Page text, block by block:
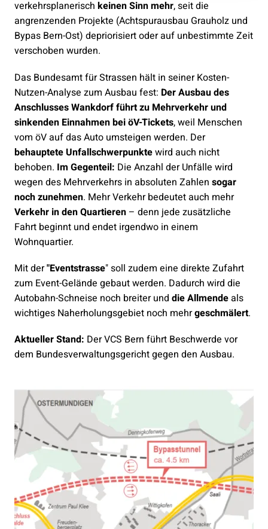
verkehrsplanerisch keinen Sinn mehr, seit die
angrenzenden Projekte (Achtspurausbau Grauholz und
Bypas Bern-Ost) depriorisiert oder auf unbestimmte Zeit
verschoben wurden.
Das Bundesamt für Strassen hält in seiner Kosten-
Nutzen-Analyse zum Ausbau fest: Der Ausbau des
Anschlusses Wankdorf führt zu Mehrverkehr und
sinkenden Einnahmen bei öV-Tickets, weil Menschen
vom öV auf das Auto umsteigen werden. Der
behauptete Unfallschwerpunktewird auch nicht
behoben. Im Gegenteil: Die Anzahl der Unfälle wird
wegen des Mehrverkehrs in absoluten Zahlen sogar
noch zunehmen. Mehr Verkehr bedeutet auch mehr
Verkehr in den Quartieren – denn jede zusätzliche
Fahrt beginnt und endet irgendwo in einem
Wohnquartier.
Mit der"Eventstrasse" soll zudem eine direkte Zufahrt
zum Event-Gelände gebaut werden. Dadurch wird die
Autobahn-Schneise noch breiter und dieAllmendeals
wichtiges Naherholungsgebiet noch mehrgeschmälert.
Aktueller Stand: Der VCS Bern führt Beschwerde vor
dem Bundesverwaltungsgericht gegen den Ausbau.